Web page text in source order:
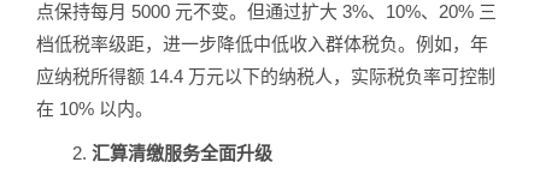
点保持每月 5000 元不变。但通过扩大 3%、10%、20% 三
档低税率级距，进一步降低中低收入群体税负。例如，年
应纳税所得额 14.4 万元以下的纳税人，实际税负率可控制
在 10% 以内。
2. 汇算清缴服务全面升级